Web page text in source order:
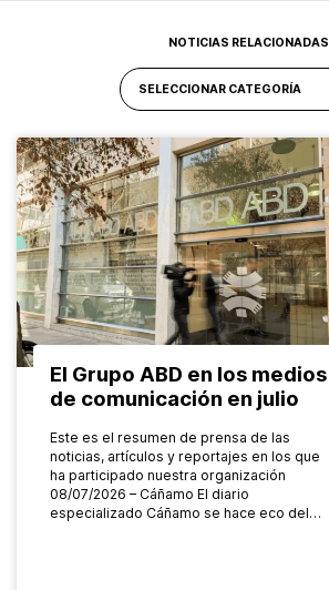
NOTICIAS RELACIONADAS
El Grupo ABD en los medios
de comunicación en julio
Este es el resumen de prensa de las
noticias, artículos y reportajes en los que
ha participado nuestra organización
08/07/2026 – Cáñamo El diario
especializado Cáñamo se hace eco del…